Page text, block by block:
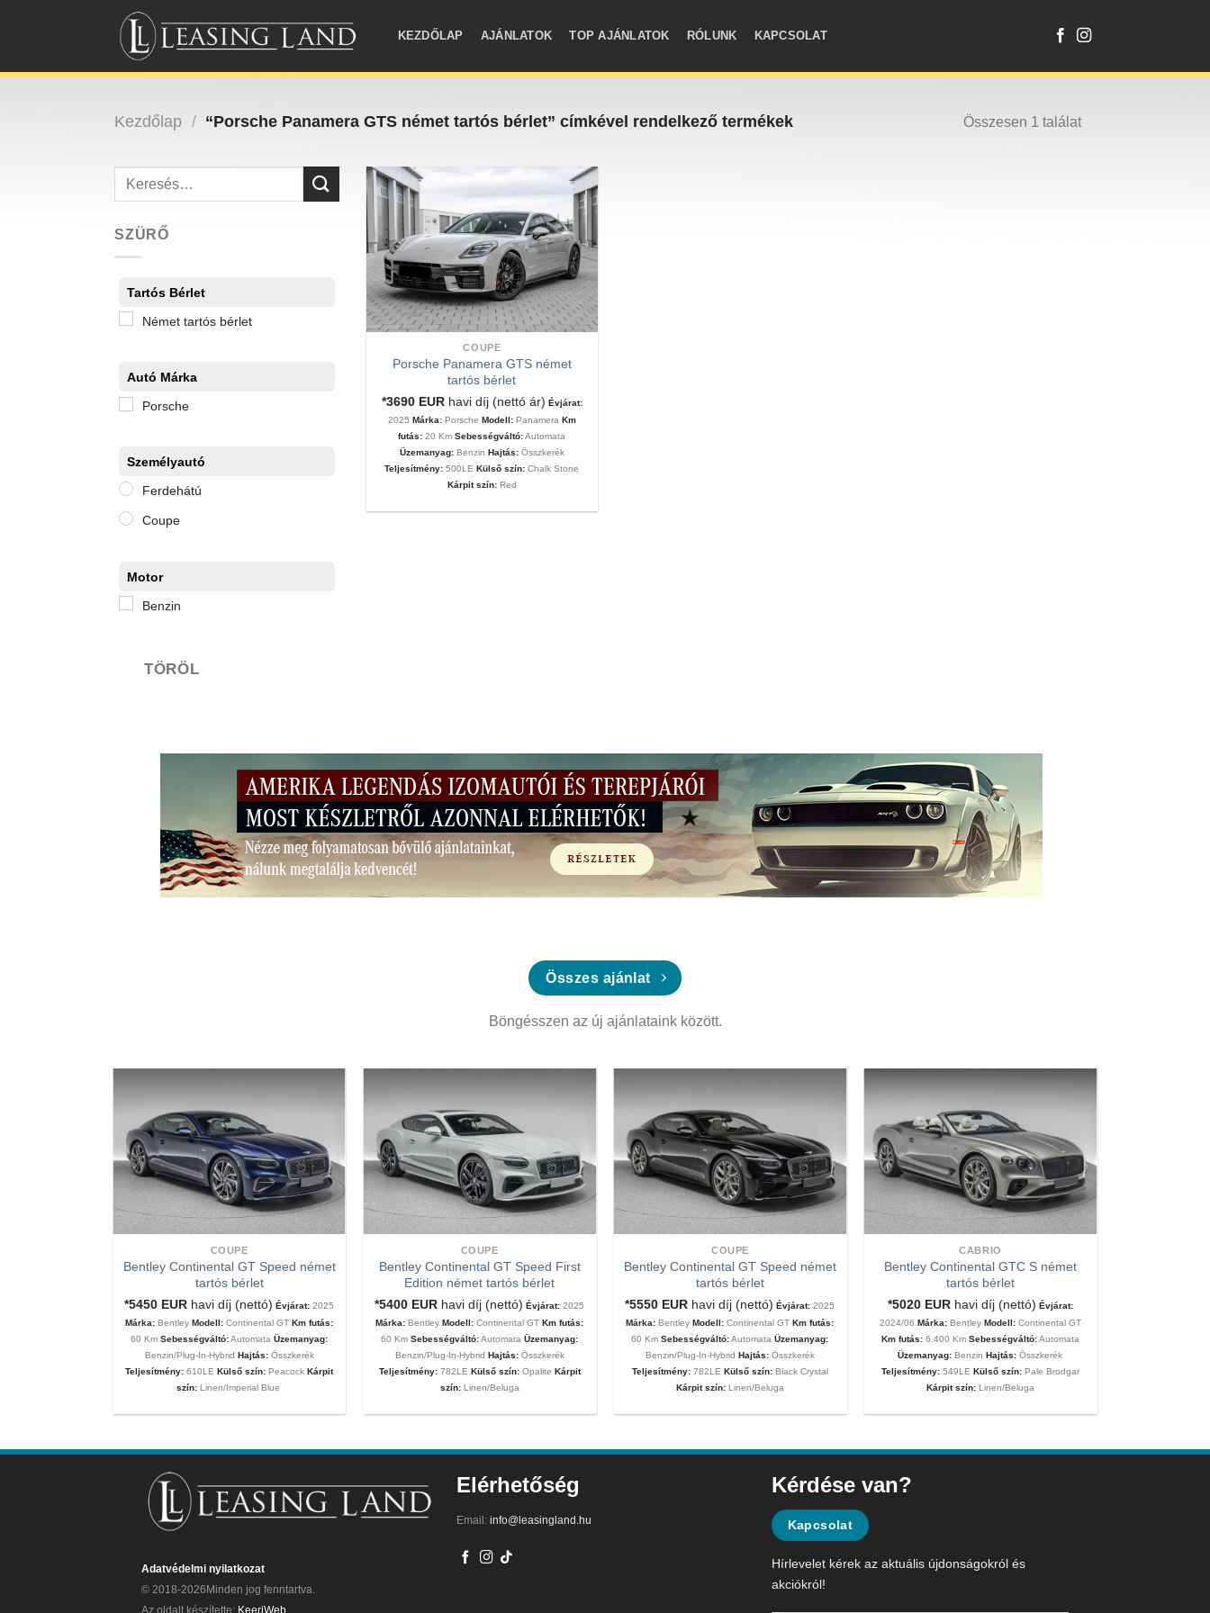
KEZDŐLAP AJÁNLATOK TOP AJÁNLATOK RÓLUNK KAPCSOLAT
Kezdőlap / “Porsche Panamera GTS német tartós bérlet” címkével rendelkező termékek Összesen 1 találat
Keresés
SZÜRŐ
Tartós Bérlet
Német tartós bérlet
Autó Márka
Porsche
Személyautó
Ferdehátú
Coupe
Motor
Benzin
TÖRÖL
COUPE
Porsche Panamera GTS német
tartós bérlet
*3690 EUR havi díj (nettó ár) Évjárat:
2025 Márka:Porsche Modell:Panamera Km
futás:20 KmSebességváltó:Automata
Üzemanyag:Benzin Hajtás:Összkerék
Teljesítmény: 500LE Külső szín:Chalk Stone
Kárpit szín:Red
Összes ajánlat
Böngésszen az új ajánlataink között.
COUPE
Bentley Continental GT Speed német
tartós bérlet
*5450 EUR havi díj (nettó) Évjárat: 2025
Márka: Bentley Modell: Continental GTKm futás:
60 KmSebességváltó:AutomataÜzemanyag:
Benzin/Plug-In-Hybrid Hajtás:Összkerék
Teljesítmény: 610LE Külső szín:PeacockKárpit
szín:Linen/Imperial Blue
COUPE
Bentley Continental GT Speed First
Edition német tartós bérlet
*5400 EUR havi díj (nettó) Évjárat: 2025
Márka: Bentley Modell: Continental GTKm futás:
60 KmSebességváltó:AutomataÜzemanyag:
Benzin/Plug-In-Hybrid Hajtás:Összkerék
Teljesítmény:782LE Külső szín: Opalite Kárpit
szín:Linen/Beluga
COUPE
Bentley Continental GT Speed német
tartós bérlet
*5550 EUR havi díj (nettó) Évjárat: 2025
Márka: Bentley Modell: Continental GTKm futás:
60 KmSebességváltó:AutomataÜzemanyag:
Benzin/Plug-In-Hybrid Hajtás:Összkerék
Teljesítmény:782LE Külső szín: Black Crystal
Kárpit szín:Linen/Beluga
CABRIO
Bentley Continental GTC S német
tartós bérlet
*5020 EUR havi díj (nettó) Évjárat:
2024/06 Márka:Bentley Modell:Continental GT
Km futás: 6.400 Km Sebességváltó:Automata
Üzemanyag: BenzinHajtás: Összkerék
Teljesítmény:549LE Külső szín: Pale Brodgar
Kárpit szín:Linen/Beluga
Adatvédelmi nyilatkozat
© 2018-2026Minden jog fenntartva.
Az oldalt készítette: KeeriWeb
Elérhetőség
Email: info@leasingland.hu
Kérdése van?
Kapcsolat
Hírlevelet kérek az aktuális újdonságokról és
akciókról!